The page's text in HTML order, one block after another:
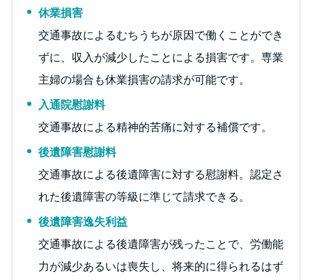
休業損害
交通事故によるむちうちが原因で働くことができ
ずに、収入が減少したことによる損害です。専業
主婦の場合も休業損害の請求が可能です。
入通院慰謝料
交通事故による精神的苦痛に対する補償です。
後遺障害慰謝料
交通事故による後遺障害に対する慰謝料。認定さ
れた後遺障害の等級に準じて請求できる。
後遺障害逸失利益
交通事故による後遺障害が残ったことで、労働能
力が減少あるいは喪失し、将来的に得られるはず